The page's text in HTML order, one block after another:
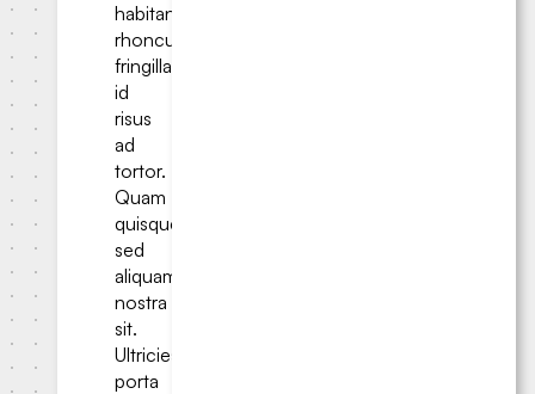
habitant
rhoncus
fringilla,
id
risus
ad
tortor.
Quam
quisque
sed
aliquam
nostra
sit.
Ultricies
porta